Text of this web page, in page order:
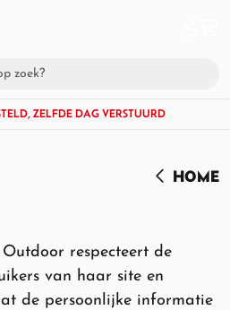
ZELFDE DAG VERSTUURD
HOME
respecteert de
van haar site en
de persoonlijke informatie